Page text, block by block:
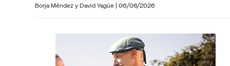
Borja Méndez y David Yagüe | 06/08/2026